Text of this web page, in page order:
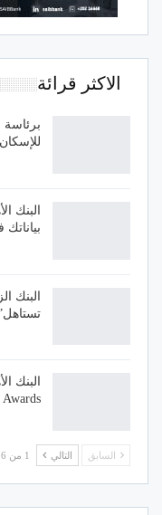
الاكثر قرائة
برئاسة
البنك
البنك
البنك
السابق التالي 1 من 416